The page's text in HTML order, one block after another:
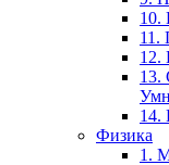
10.
11.
12.
13.
14.
Физика
1.